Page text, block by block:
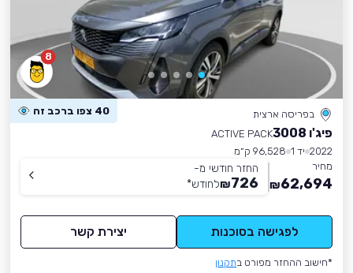
8
בפריסה ארצית 40 צפו ברכב זה
פיג'ו 3008
ACTIVE PACK
2022 יד 1
96,528 ק״מ
מחיר
62,694
₪
החזר חודשי מ-
726
₪לחודש*
לפגישה בסוכנות יצירת קשר
*חישוב ההחזר מפורט בתקנון